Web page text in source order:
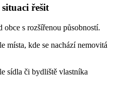
řešit
s rozšířenou působností.
místa, kde se nachází nemovitá
sídla či bydliště vlastníka